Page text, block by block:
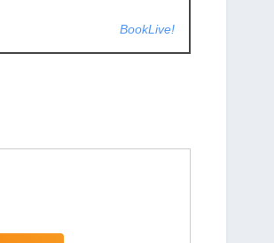
BookLive!